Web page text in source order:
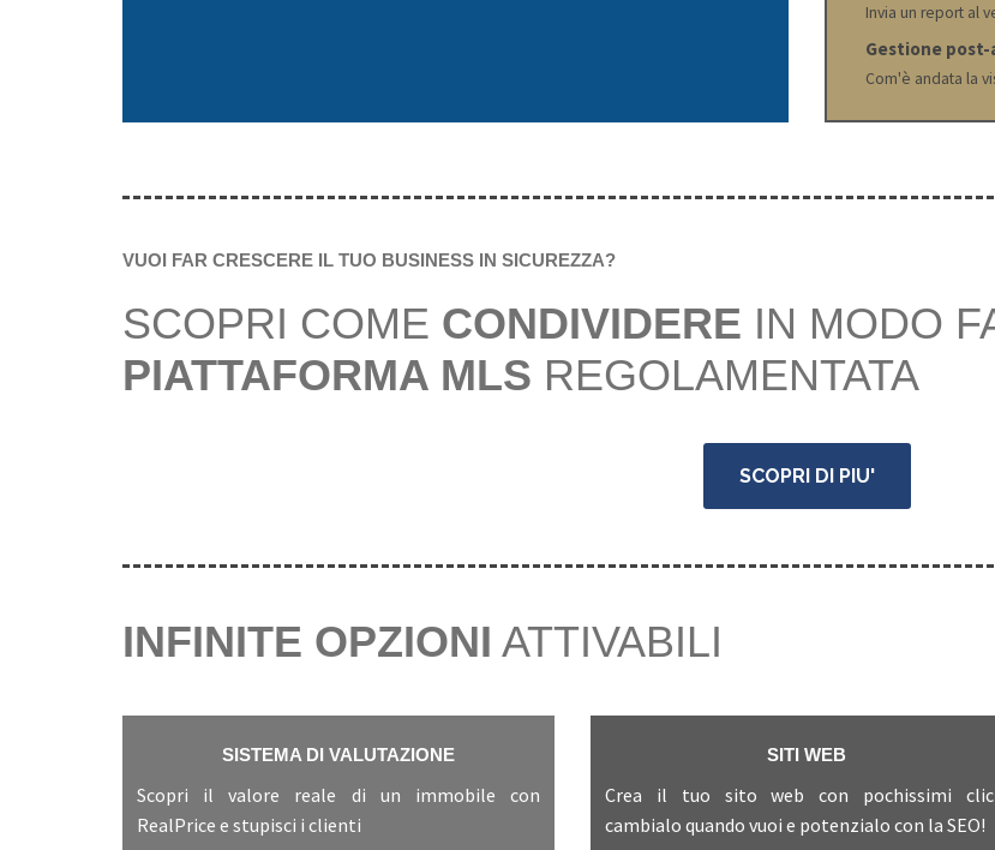
Invia un report al
Gestione
Com'è andata la
VUOI FAR CRESCERE IL TUO BUSINESS IN SICUREZZA?
SCOPRI COME CONDIVIDERE IN MODO
PIATTAFORMA MLS REGOLAMENTATA
SCOPRI DI PIU'
INFINITE OPZIONI ATTIVABILI
SISTEMA DI VALUTAZIONE
Scopri il valore reale di un immobile con
RealPrice e stupisci i clienti
SITI WEB
Crea il tuo sito web con pochissimi
cambialo quando vuoi e potenzialo con la SEO!